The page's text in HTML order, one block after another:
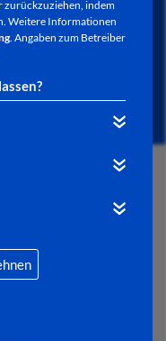
zurückzuziehen, indem
Weitere Informationen
. Angaben zum Betreiber